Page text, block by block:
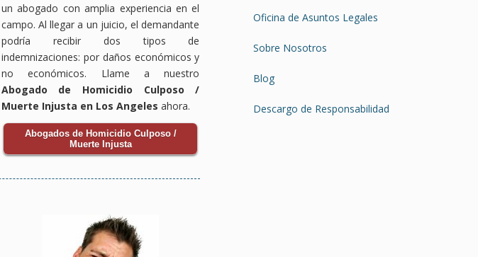
un abogado con amplia experiencia en el
campo. Al llegar a un juicio, el demandante
podría recibir dos tipos de
indemnizaciones: por daños económicos y
no económicos. Llame a nuestro
Abogado de Homicidio Culposo /
Muerte Injusta en Los Angeles ahora.
Abogados de Homicidio Culposo /
Muerte Injusta
Oficina de Asuntos Legales
Sobre Nosotros
Blog
Descargo de Responsabilidad